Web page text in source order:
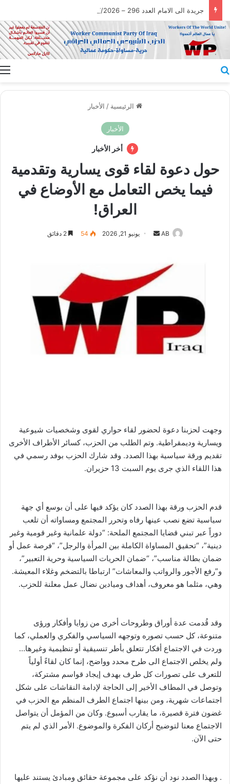
جريدة الى الامام العدد 296 – 28/07/2026
الرئيسية / الأخبار
الأخبار
أخر الأخبار
حول دعوة لقاء قوى يسارية وتقدمية
فيما يخص التعامل مع الأوضاع في
العراق!
AB
أرسل يونيو 21, 2026 54
وجهت لحزبنا دعوة لحضور لقاء حواري لقوى وشخصيات شيوعية
ويسارية وديمقراطية. وتم الطلب من الحزب، كسائر الأطراف الأخرى
تقديم ورقة سياسية بهذا الصدد. وقد شارك الحزب بوفد رسمي في
هذا اللقاء الذي جرى يوم السبت 13 حزيران.
قدم الحزب ورقة بهذا الصدد كان يؤكد فيها على أن بوسع أي جهة
سياسية تضع نصب عينها رفاه وتحرر المجتمع ومساواته أن تلعب
دوراً عبر تبني قضايا المجتمع الملحة: “دولة علمانية وغير قومية وغير
دينية”، “تحقيق المساواة الكاملة بين المرأة والرجل”، “فرصة عمل أو
ضمان بطالة مناسب”، “ضمان الحريات السياسية وحرية التعبير”،
و”رفع الأجور والرواتب والمعاشات” ارتباطا بالتضخم وغلاء المعيشة.
وهي، مثلما هو معروف، أهداف وميادين نضال عمل معلنة للحزب.
وقد قُدمت عدة أوراق وطروحات أخرى من زوايا وأفكار ورؤى
متنوعة، كل حسب تصوره وتوجهه السياسي والفكري والعملي، كما
وردت في الاجتماع أفكار تتعلق بأطر تنسيقية أو تنظيمية وغيرها…
ولم يخلص الاجتماع الى طرح محدد وواضح، إنما كان لقاءً أولياً
للتعرف على تصورات كل طرف بهدف إيجاد قواسم مشتركة،
وتوصل في المطاف الأخير إلى الحاجة لإدامة النقاشات على شكل
اجتماعات شهرية، ومن بينها اجتماع الطرف المنظم مع الحزب في
غضون فترة قصيرة، ما يقارب أسبوع. وكان من المؤمل أن يتواصل
الاجتماع معنا لتوضيح أركان الفكرة والموضوع. الأمر الذي لم يتم
حتى الآن.
. وبهذا الصدد نود أن نؤكد على مجموعة حقائق ومبادئ يستند عليها